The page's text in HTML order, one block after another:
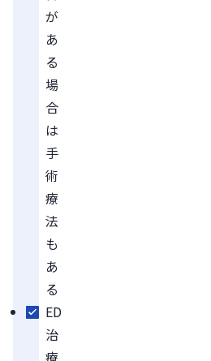
が
あ
る
場
合
は
手
術
療
法
も
あ
る
ED
治
療